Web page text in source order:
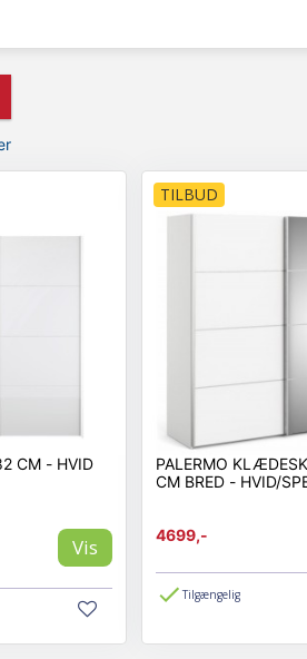
CM - HVID
Vis
TILBUD
PALERMO
CM BRED - HVID/
4699,-
Tilgængelig